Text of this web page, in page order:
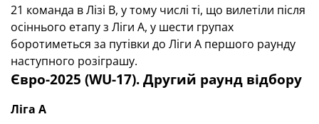
21 команда в Лізі В, у тому числі ті, що вилетіли після
осіннього етапу з Ліги А, у шести групах
боротиметься за путівки до Ліги А першого раунду
наступного розіграшу.
Євро-2025 (WU-17). Другий раунд відбору
Ліга А